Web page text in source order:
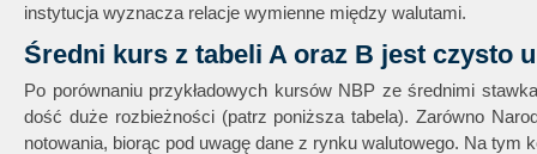
instytucja wyznacza relacje wymienne między walutami.
Średni kurs z tabeli A oraz B jest czysto
Po porównaniu przykładowych kursów NBP ze średnimi
dość duże rozbieżności (patrz poniższa tabela). Zarówno
notowania, biorąc pod uwagę dane z rynku walutowego. Na tym